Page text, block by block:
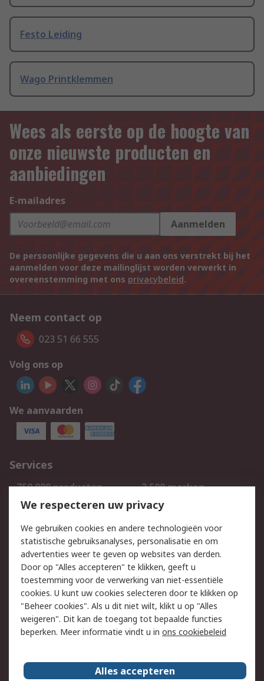
Festo Leiding
Wago Printklemmen
Wees als eerste op de hoogte van
onze nieuwste producten en
aanbiedingen
E-mailadres
Aanmelden
De persoonlijke gegevens die u aan ons verstrekt bij het
aanmelden voor deze mailinglijst worden verwerkt in
overeenstemming met ons privacybeleid.
Neem contact op
023 51 66 555
Volg ons op
We aanvaarden
Services
750.000 producten
2.500 merken
Bestellen
Inkoopoplossingen
Track & Trace
Wettelijk
Cookiebeleid
Email veiligheid
Privacybeleid
Websitevoorwaarden
Algemene
verkoopvoorwaarden
Over RS
We respecteren uw privacy
We gebruiken cookies en andere technologieën voor
statistische gebruiksanalyses, personalisatie en om
advertenties weer te geven op websites van derden.
Door op "Alles accepteren" te klikken, geeft u
toestemming voor de verwerking van niet-essentiële
cookies. U kunt uw cookies selecteren door te klikken op
"Beheer cookies". Als u dit niet wilt, klikt u op "Alles
weigeren". Dit kan de toegang tot bepaalde functies
beperken. Meer informatie vindt u in ons cookiebeleid
Alles accepteren